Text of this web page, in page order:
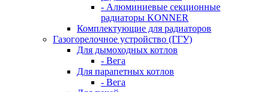
- Алюминиевые секционные
радиаторы KONNER
Комплектующие для радиаторов
Газогорелочное устройство (ГГУ)
Для дымоходных котлов
- Вега
Для парапетных котлов
- Вега